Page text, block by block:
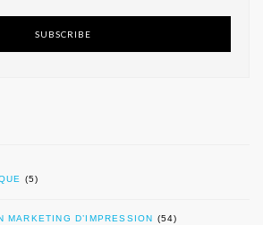
SUBSCRIBE
(5)
MARKETING D’IMPRESSION (54)